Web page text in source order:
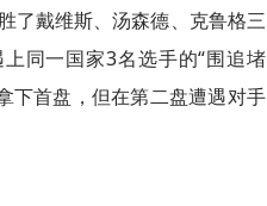
了戴维斯、汤森德、克鲁格三
同一国家3名选手的“围追堵
下首盘，但在第二盘遭遇对手